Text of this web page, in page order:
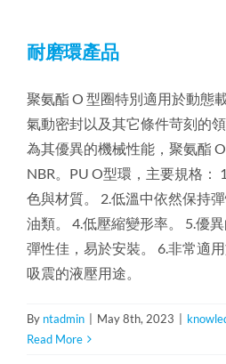
耐磨環產品
聚氨酯 O 型圈特別適用於動態
氣動密封以及其它條件苛刻的
為其優異的機械性能，聚氨酯
NBR。PU O型環，主要規格：
色與材質。 2.低溫中依然保持
油類。 4.低壓縮變形率。 5.優
彈性佳，易於安裝。 6.非常適
吸震的液壓用途。
By ntadmin May 8th, 2023
Read More